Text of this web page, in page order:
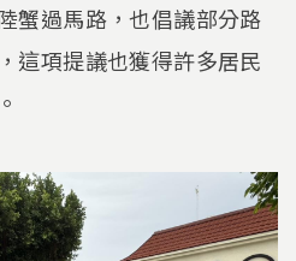
蟹過馬路，也倡議部分路
這項提議也獲得許多居民